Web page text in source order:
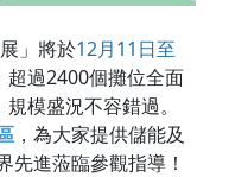
」將於12月11日至
超過2400個攤位全面
模盛況不容錯過。
，為大家提供儲能及
先進蒞臨參觀指導！